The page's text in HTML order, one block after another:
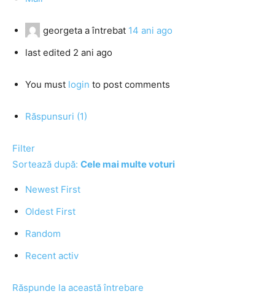
georgeta a întrebat 14 ani ago
last edited 2 ani ago
You must login to post comments
Răspunsuri (1)
Filter
Sortează după: Cele mai multe voturi
Newest First
Oldest First
Random
Recent activ
Răspunde la această întrebare